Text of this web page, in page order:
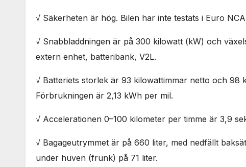
√ Säkerheten är hög. Bilen har inte testats i Euro
√ Snabbladdningen är på 300 kilowatt (kW) och
extern enhet, batteribank, V2L.
√ Batteriets storlek är 93 kilowattimmar netto och 98
Förbrukningen är 2,13 kWh per mil.
√ Accelerationen 0–100 kilometer per timme är 3,9
√ Bagageutrymmet är på 660 liter, med nedfällt
under huven (frunk) på 71 liter.